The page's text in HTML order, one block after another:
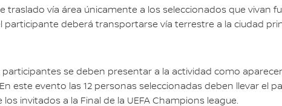
traslado vía área únicamente a los seleccionados que vivan
deberá transportarse vía terrestre a la ciudad
participantes se deben presentar a la actividad como
este evento las 12 personas seleccionadas deben llevar el
invitados a la Final de la UEFA Champions league.